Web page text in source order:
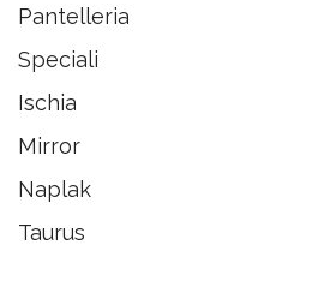
Pantelleria
Speciali
Ischia
Mirror
Naplak
Taurus